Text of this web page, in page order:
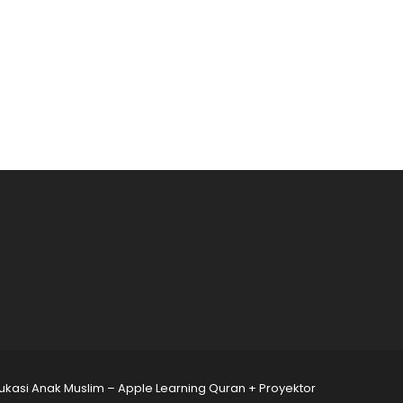
Anak Muslim – Apple Learning Quran + Proyektor